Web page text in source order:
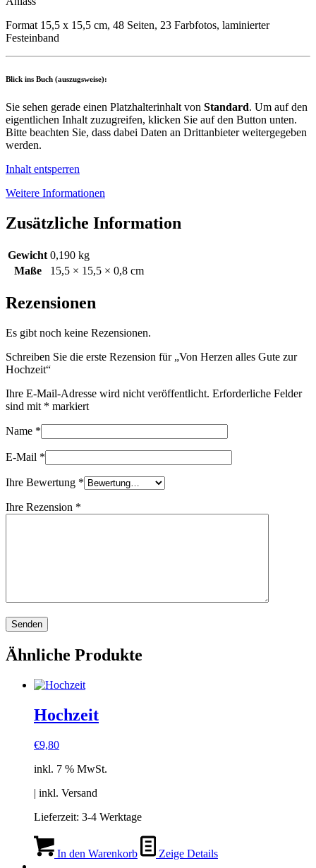
Format 15,5 x 15,5 cm, 48 Seiten, 23 Farbfotos, laminierter
Festeinband
Blick ins Buch (auszugsweise):
Sie sehen gerade einen Platzhalterinhalt von Standard. Um auf den
eigentlichen Inhalt zuzugreifen, klicken Sie auf den Button unten.
Bitte beachten Sie, dass dabei Daten an Drittanbieter weitergegeben
werden.
Inhalt entsperren
Weitere Informationen
Zusätzliche Information
Gewicht 0,190 kg
Maße
15,5 × 15,5 × 0,8 cm
Rezensionen
Es gibt noch keine Rezensionen.
Schreiben Sie die erste Rezension für „Von Herzen alles Gute zur
Hochzeit“
Ihre E-Mail-Adresse wird nicht veröffentlicht. Erforderliche Felder
sind mit * markiert
Name *
E-Mail *
Ihre Bewertung *
Ihre Rezension *
Ähnliche Produkte
Hochzeit
€9,80
inkl. 7 % MwSt.
| inkl. Versand
Lieferzeit: 3-4 Werktage
In den Warenkorb Zeige Details